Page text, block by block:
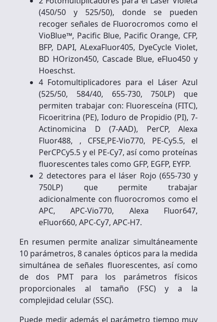
(450/50 y 525/50), donde se pueden
recoger señales de Fluorocromos como el
VioBlue™, Pacific Blue, Pacific Orange, CFP,
BFP, DAPI, ALexaFluor405, DyeCycle Violet,
BD HOrizon450, Cascade Blue, eFluo450 y
Hoeschst.
4 Fotomultiplicadores para el Láser Azul
(525/50, 584/40, 655-730, 750LP) que
permiten trabajar con: Fluoresceína (FITC),
Ficoeritrina (PE), Ioduro de Propidio (PI), 7-
Actinomicina D (7-AAD), PerCP, Alexa
Fluor488, , CFSE,PE-Vio770, PE-Cy5.5, el
PerCPCy5.5 y el PE-Cy7, así como proteínas
fluorescentes tales como GFP, EGFP, EYFP.
2 detectores para el láser Rojo (655-730 y
750LP) que permite trabajar
adicionalmente con fluorocromos como el
APC, APC-Vio770, Alexa Fluor647,
eFluor660, APC-Cy7, APC-H7.
En resumen permite analizar simultáneamente
10 parámetros, 8 canales ópticos para la medida
simultánea de señales fluorescentes, así como
de dos PMT para los parámetros físicos
proporcionales al tamaño (FSC) y a la
complejidad celular (SSC).
Puede medir además el parámetro tiempo muy